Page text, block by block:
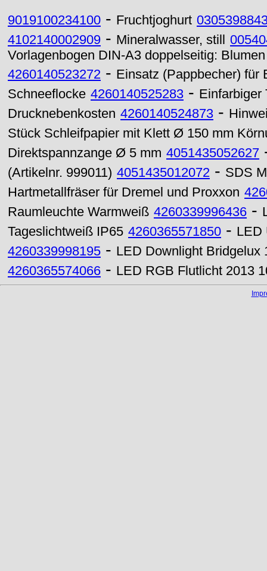
9019100234100 - Fruchtjoghurt
4102140002909 - Mineralwasser, still
Vorlagenbogen DIN-A3 doppelseitig:
4260140523272 - Einsatz (Pappbecher) für
Schneeflocke 4260140525283 - Einfarbiger
Drucknebenkosten 4260140524873 -
Stück Schleifpapier mit Klett Ø 150 mm
Direktspannzange Ø 5 mm 4051435052627
(Artikelnr. 999011) 4051435012072 - SDS
Hartmetallfräser für Dremel und Proxxon
Raumleuchte Warmweiß 4260339996436 -
Tageslichtweiß IP65 4260365571850 - LED
4260339998195 - LED Downlight Bridgelux
4260365574066 - LED RGB Flutlicht 2013